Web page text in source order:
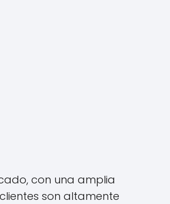
con una amplia
son altamente